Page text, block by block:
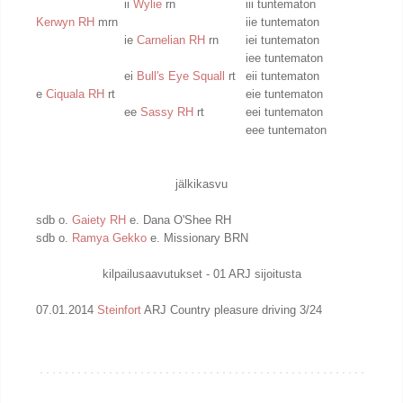
Kerwyn RH mrn
ii Wylie rn
iii tuntematon
iie tuntematon
ie Carnelian RH rn
iei tuntematon
iee tuntematon
e Ciquala RH rt
ei Bull's Eye Squall rt
eii tuntematon
eie tuntematon
ee Sassy RH rt
eei tuntematon
eee tuntematon
jälkikasvu
sdb o. Gaiety RH e. Dana O'Shee RH
sdb o. Ramya Gekko e. Missionary BRN
kilpailusaavutukset - 01 ARJ sijoitusta
07.01.2014 Steinfort ARJ Country pleasure driving 3/24